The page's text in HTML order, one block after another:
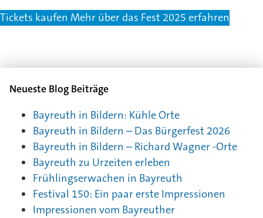
Tickets kaufen Mehr über das Fest 2025 erfahren
Neueste Blog Beiträge
Bayreuth in Bildern: Kühle Orte
Bayreuth in Bildern – Das Bürgerfest 2026
Bayreuth in Bildern – Richard Wagner -Orte
Bayreuth zu Urzeiten erleben
Frühlingserwachen in Bayreuth
Festival 150: Ein paar erste Impressionen
Impressionen vom Bayreuther